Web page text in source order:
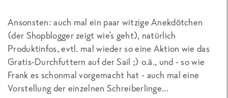
Ansonsten: auch mal ein paar witzige Anekdötchen
(der Shopblogger zeigt wie's geht), natürlich
Produktinfos, evtl. mal wieder so eine Aktion wie das
Gratis-Durchfuttern auf der Sail ;) o.ä., und - so wie
Frank es schonmal vorgemacht hat - auch mal eine
Vorstellung der einzelnen Schreiberlinge...